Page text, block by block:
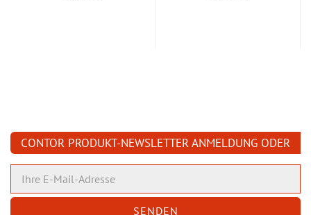
CONTOR PRODUKT-NEWSLETTER ANMELDUNG ODER
ABMELDUNG